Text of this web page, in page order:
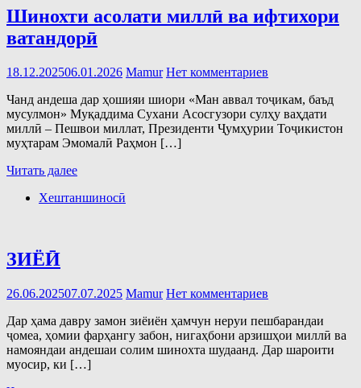
Шинохти асолати миллӣ ва ифтихори
ватандорӣ
18.12.202506.01.2026 Mamur Нет комментариев
Чанд андеша дар ҳошияи шиори «Ман аввал тоҷикам, баъд
мусулмон» Муқаддима Сухани Асосгузори сулҳу ваҳдати
миллӣ – Пешвои миллат, Президенти Ҷумҳурии Тоҷикистон
муҳтарам Эмомалӣ Раҳмон […]
Читать далее
Хештаншиносӣ
ЗИЁӢ
26.06.202507.07.2025 Mamur Нет комментариев
Дар ҳама давру замон зиёиён ҳамчун неруи пешбарандаи
ҷомеа, ҳомии фарҳангу забон, нигаҳбони арзишҳои миллӣ ва
намояндаи андешаи солим шинохта шудаанд. Дар шароити
муосир, ки […]